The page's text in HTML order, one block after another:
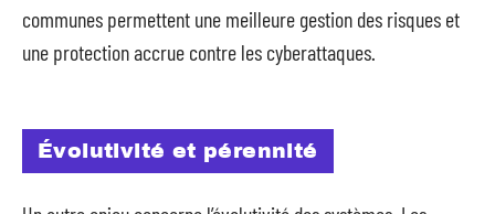
communes permettent une meilleure gestion des risques et
une protection accrue contre les cyberattaques.
Évolutivité et pérennité